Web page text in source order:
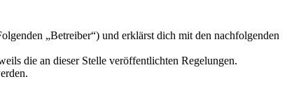
„Betreiber“) und erklärst dich mit den nachfolgenden
die an dieser Stelle veröffentlichten Regelungen.